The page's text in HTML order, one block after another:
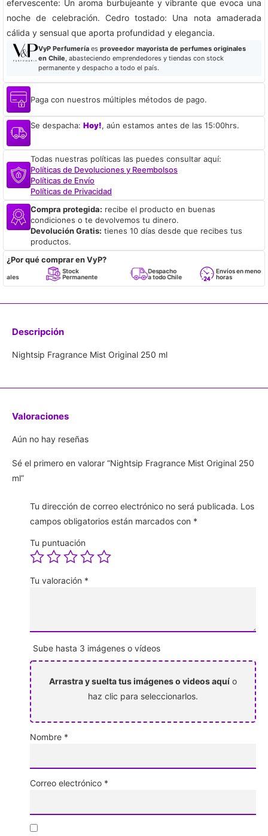
efervescente: Un aroma burbujeante y vibrante que evoca una
noche de celebración. Cedro tostado: Una nota amaderada
cálida y sensual que aporta profundidad y elegancia.
VyP Perfumeríaes proveedor mayorista de perfumes originales
en Chile, abasteciendo emprendedores y tiendas con stock
permanente y despacho a todo el país.
Paga con nuestros múltiples métodos de pago.
Se despacha: Hoy!, aún estamos antes de las 15:00hrs.
Todas nuestras políticas las puedes consultar aquí:
Políticas de Devoluciones y Reembolsos
Políticas de Envío
Políticas de Privacidad
Compra protegida: recibe el producto en buenas
condiciones o te devolvemos tu dinero.
Devolución Gratis: tienes 10 días desde que recibes tus
productos.
¿Por qué comprar en VyP?
Stock
Permanente
Despacho
a todo Chile
Envíos en menos de 24
horas
Descripción
Nightsip Fragrance Mist Original 250 ml
Valoraciones
Aún no hay reseñas
Sé el primero en valorar “Nightsip Fragrance Mist Original 250
ml”
Tu dirección de correo electrónico no será publicada. Los
campos obligatorios están marcados con *
Tu puntuación
Tu valoración *
Sube hasta 3 imágenes o vídeos
Arrastra y suelta tus imágenes o videos aquí o
haz clic para seleccionarlos.
Nombre *
Correo electrónico *